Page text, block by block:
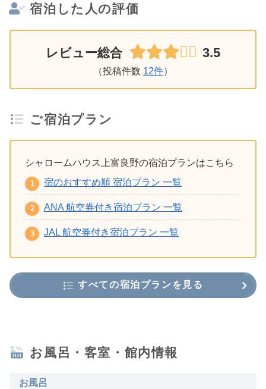
宿泊した人の評価
レビュー総合 3.5
（投稿件数 12件）
ご宿泊プラン
シャロームハウス上富良野の宿泊プランはこちら
宿のおすすめ順 宿泊プラン 一覧
ANA 航空券付き宿泊プラン 一覧
JAL 航空券付き宿泊プラン 一覧
すべての宿泊プランを見る
お風呂・客室・館内情報
お風呂